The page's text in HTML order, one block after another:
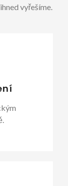
vyřešíme.